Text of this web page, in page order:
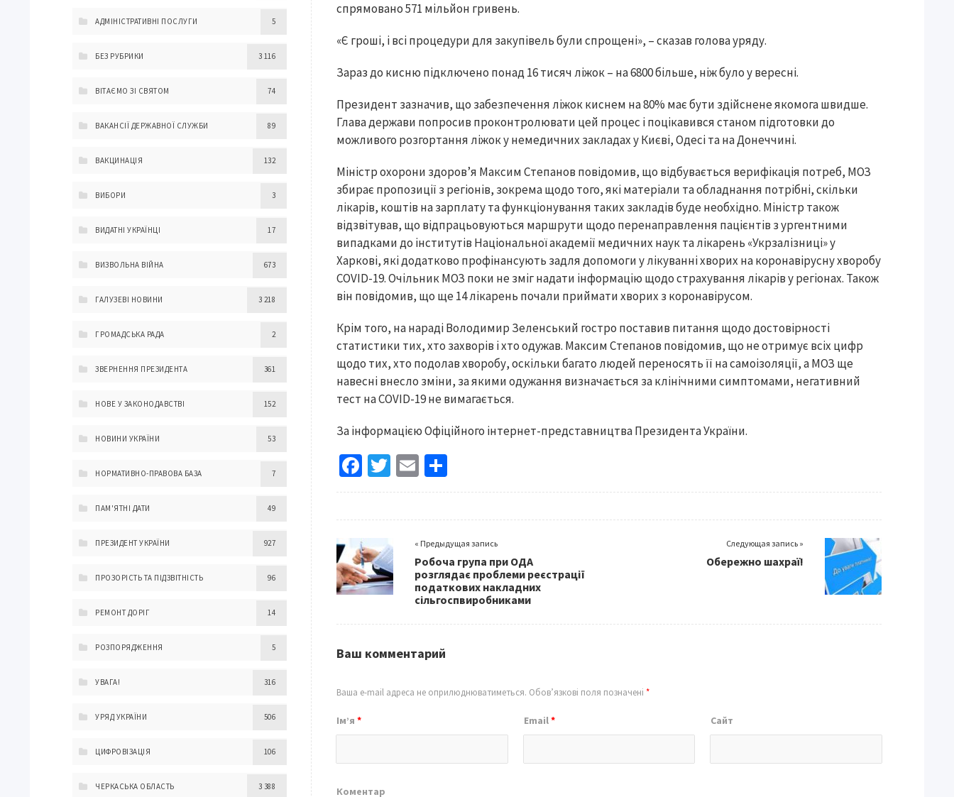
спрямовано 571 мільйон гривень.
«Є гроші, і всі процедури для закупівель були спрощені», – сказав голова уряду.
Зараз до кисню підключено понад 16 тисяч ліжок – на 6800 більше, ніж було у вересні.
Президент зазначив, що забезпечення ліжок киснем на 80% має бути здійснене якомога швидше.
Глава держави попросив проконтролювати цей процес і поцікавився станом підготовки до
можливого розгортання ліжок у немедичних закладах у Києві, Одесі та на Донеччині.
Міністр охорони здоров’я Максим Степанов повідомив, що відбувається верифікація потреб, МОЗ
збирає пропозиції з регіонів, зокрема щодо того, які матеріали та обладнання потрібні, скільки
лікарів, коштів на зарплату та функціонування таких закладів буде необхідно. Міністр також
відзвітував, що відпрацьовуються маршрути щодо перенаправлення пацієнтів з ургентними
випадками до інститутів Національної академії медичних наук та лікарень «Укрзалізниці» у
Харкові, які додатково профінансують задля допомоги у лікуванні хворих на коронавірусну хворобу
COVID-19. Очільник МОЗ поки не зміг надати інформацію щодо страхування лікарів у регіонах. Також
він повідомив, що ще 14 лікарень почали приймати хворих з коронавірусом.
Крім того, на нараді Володимир Зеленський гостро поставив питання щодо достовірності
статистики тих, хто захворів і хто одужав. Максим Степанов повідомив, що не отримує всіх цифр
щодо тих, хто подолав хворобу, оскільки багато людей переносять її на самоізоляції, а МОЗ ще
навесні внесло зміни, за якими одужання визначається за клінічними симптомами, негативний
тест на COVID-19 не вимагається.
За інформацією Офіційного інтернет-представництва Президента України.
Fa
ce
o
o
k
T
wi
E
m
l
h
« Предыдущая запись
Робоча група при ОДА
розглядає проблеми реєстрації
податкових накладних
сільгоспвиробниками
Следующая запись »
Обережно шахраї!
Ваш комментарий
Ваша e-mail адреса не оприлюднюватиметься. Обов’язкові поля позначені*
Ім’я* Email* Сайт
Коментар
АДМІНІСТРАТИВНІ ПОСЛУГИ 5
БЕЗ РУБРИКИ 3 116
ВІТАЄМО ЗІ СВЯТОМ 74
ВАКАНСІЇ ДЕРЖАВНОЇ СЛУЖБИ 89
ВАКЦИНАЦІЯ 132
ВИБОРИ 3
ВИДАТНІ УКРАЇНЦІ 17
ВИЗВОЛЬНА ВІЙНА 673
ГАЛУЗЕВІ НОВИНИ 3 218
ГРОМАДСЬКА РАДА 2
ЗВЕРНЕННЯ ПРЕЗИДЕНТА 361
НОВЕ У ЗАКОНОДАВСТВІ 152
НОВИНИ УКРАЇНИ 53
НОРМАТИВНО-ПРАВОВА БАЗА 7
ПАМ'ЯТНІ ДАТИ 49
ПРЕЗИДЕНТ УКРАЇНИ 927
ПРОЗОРІСТЬ ТА ПІДЗВІТНІСТЬ 96
РЕМОНТ ДОРІГ 14
РОЗПОРЯДЖЕННЯ 5
УВАГА! 316
УРЯД УКРАЇНИ 506
ЦИФРОВІЗАЦІЯ 106
ЧЕРКАСЬКА ОБЛАСТЬ 3 388